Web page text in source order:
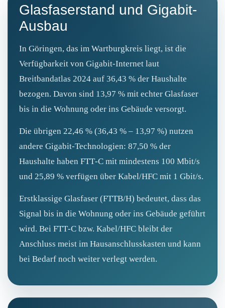
Glasfaserstand und Gigabit-
Ausbau
In Göringen, das im Wartburgkreis liegt, ist die
Verfügbarkeit von Gigabit-Internet laut
Breitbandatlas 2024 auf 36,43 % der Haushalte
bezogen. Davon sind 13,97 % mit echter Glasfaser
bis in die Wohnung oder ins Gebäude versorgt.
Die übrigen 22,46 % (36,43 % – 13,97 %) nutzen
andere Gigabit-Technologien: 87,50 % der
Haushalte haben FTT‑C mit mindestens 100 Mbit/s
und 25,89 % verfügen über Kabel/HFC mit 1 Gbit/s.
Erstklassige Glasfaser (FTTB/H) bedeutet, dass das
Signal bis in die Wohnung oder ins Gebäude geführt
wird. Bei FTT‑C bzw. Kabel/HFC bleibt der
Anschluss meist im Hausanschlusskasten und kann
bei Bedarf noch weiter verlegt werden.